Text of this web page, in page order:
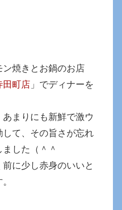
焼きとお鍋のお店
町店 」でディナーを
まりにも新鮮で激ウ
て、その旨さが忘れ
した（＾＾
に少し赤身のいいと